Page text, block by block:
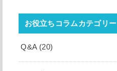
お役立ちコラムカテゴリー
Q&A (20)